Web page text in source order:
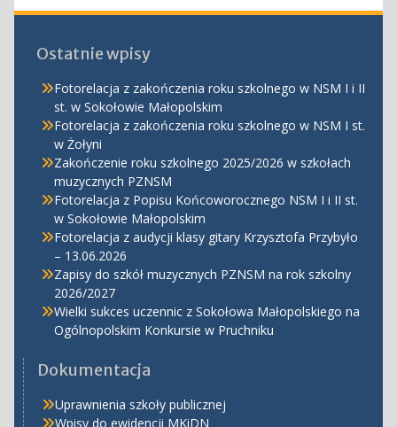
Ostatnie wpisy
Fotorelacja z zakończenia roku szkolnego w NSM I i II
st. w Sokołowie Małopolskim
Fotorelacja z zakończenia roku szkolnego w NSM I st.
w Żołyni
Zakończenie roku szkolnego 2025/2026 w szkołach
muzycznych PZNSM
Fotorelacja z Popisu Końcoworocznego NSM I i II st.
w Sokołowie Małopolskim
Fotorelacja z audycji klasy gitary Krzysztofa Przybyło
– 13.06.2026
Zapisy do szkół muzycznych PZNSM na rok szkolny
2026/2027
Wielki sukces uczennic z Sokołowa Małopolskiego na
Ogólnopolskim Konkursie w Pruchniku
Dokumentacja
Uprawnienia szkoły publicznej
Wpisy do ewidencji MKiDN